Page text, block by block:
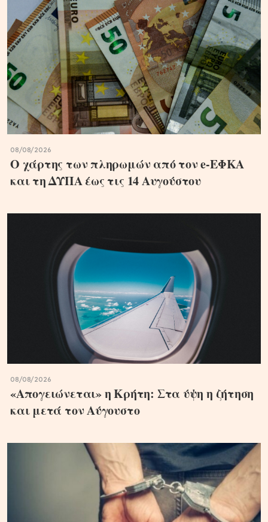
08/08/2026
Ο χάρτης των πληρωμών από τον e-ΕΦΚΑ
και τη ΔΥΠΑ έως τις 14 Αυγούστου
08/08/2026
«Απογειώνεται» η Κρήτη: Στα ύψη η ζήτηση
και μετά τον Αύγουστο